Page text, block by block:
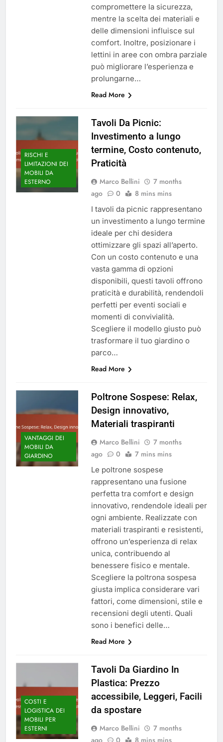
compromettere la sicurezza,
mentre la scelta dei materiali e
delle dimensioni influisce sul
comfort. Inoltre, posizionare i
lettini in aree con ombra parziale
può migliorare l’esperienza e
prolungarne…
Read More
RISCHI E
LIMITAZIONI DEI
MOBILI DA
ESTERNO
Tavoli Da Picnic:
Investimento a lungo
termine, Costo contenuto,
Praticità
Marco Bellini
7 months
ago
0 8 mins mins
I tavoli da picnic rappresentano
un investimento a lungo termine
ideale per chi desidera
ottimizzare gli spazi all’aperto.
Con un costo contenuto e una
vasta gamma di opzioni
disponibili, questi tavoli offrono
praticità e durabilità, rendendoli
perfetti per eventi sociali e
momenti di convivialità.
Scegliere il modello giusto può
trasformare il tuo giardino o
parco…
Read More
VANTAGGI DEI
MOBILI DA
GIARDINO
Poltrone Sospese: Relax,
Design innovativo,
Materiali traspiranti
Marco Bellini
7 months
ago
0 7 mins mins
Le poltrone sospese
rappresentano una fusione
perfetta tra comfort e design
innovativo, rendendole ideali per
ogni ambiente. Realizzate con
materiali traspiranti e resistenti,
offrono un’esperienza di relax
unica, contribuendo al
benessere fisico e mentale.
Scegliere la poltrona sospesa
giusta implica considerare vari
fattori, come dimensioni, stile e
recensioni degli utenti. Quali
sono i benefici delle…
Read More
COSTI E
LOGISTICA DEI
MOBILI PER
ESTERNI
Tavoli Da Giardino In
Plastica: Prezzo
accessibile, Leggeri, Facili
da spostare
Marco Bellini
7 months
ago
0 8 mins mins